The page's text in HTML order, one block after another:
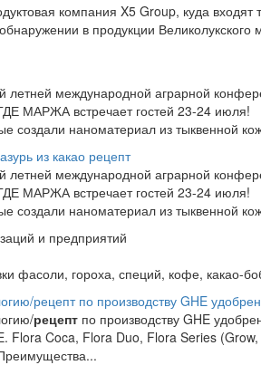
компания X5 Group, куда
в продукции
летней международной аграрной
МАРЖА встречает гостей 23-24 июля!
создали наноматериал из тыквенной
из какао рецепт
летней международной аграрной
МАРЖА встречает гостей 23-24 июля!
создали наноматериал из тыквенной
и предприятий
фасоли, гороха, специй, кофе, какао-
рецепт по производству GHE
рецепт по производству GHE
Flora Coca, Flora Duo, Flora Series